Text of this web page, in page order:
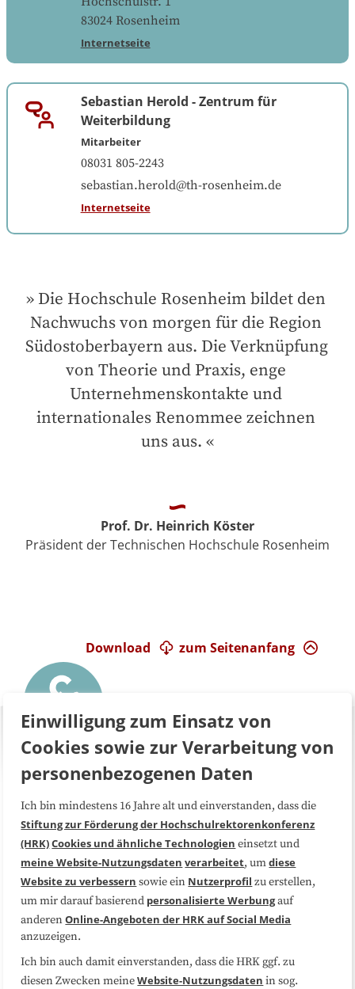
83024 Rosenheim
Internetseite
Sebastian Herold -Zentrum für
Weiterbildung
Mitarbeiter
08031 805-2243
sebastian.herold@th-rosenheim.de
Internetseite
Die Hochschule Rosenheim bildet den
Nachwuchs von morgen für die Region
Südostoberbayern aus. Die Verknüpfung
von Theorie und Praxis, enge
Unternehmenskontakte und
internationales Renommee zeichnen
uns aus.
Prof. Dr. Heinrich Köster
Präsident der Technischen Hochschule Rosenheim
zum Seitenanfang
Download
Über uns FAQ
Medienarbeit Kooperationen
Datenschutzerklärung Impressum
Sitemap
Einwilligung zum Einsatz von
Cookies sowie zur Verarbeitung von
personenbezogenen Daten
Ich bin mindestens 16 Jahre alt und einverstanden, dass die
Stiftung zur Förderung der Hochschulrektorenkonferenz
(HRK)Cookies und ähnliche Technologien einsetzt und
meine Website-Nutzungsdaten verarbeitet, umdiese
Website zu verbessern sowie ein Nutzerprofil zu erstellen,
um mir darauf basierend personalisierte Werbungauf
anderenOnline-Angeboten der HRK auf Social Media
anzuzeigen.
Ich bin auch damit einverstanden, dass die HRK ggf. zu
diesen Zwecken meineWebsite-Nutzungsdaten in sog.